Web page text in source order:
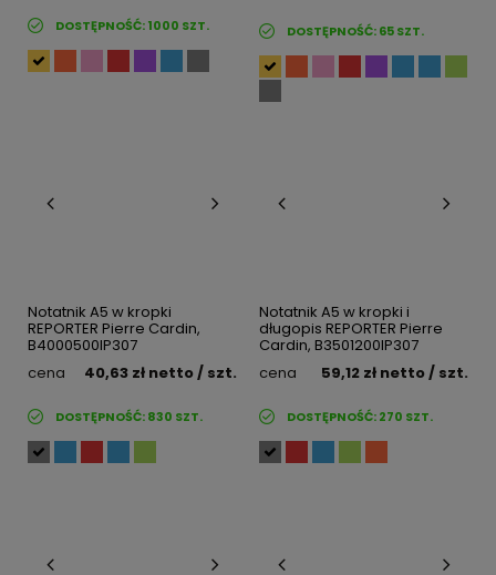
DOSTĘPNOŚĆ:1000 SZT. DOSTĘPNOŚĆ:65SZT.
Notatnik A5 w kropki
REPORTER Pierre Cardin,
B4000500IP307
cena
40,63 zł netto/ szt.
DOSTĘPNOŚĆ:830 SZT.
Notatnik A5 w kropki i
długopis REPORTER Pierre
Cardin, B3501200IP307
cena
59,12 zł netto/ szt.
DOSTĘPNOŚĆ:270 SZT.